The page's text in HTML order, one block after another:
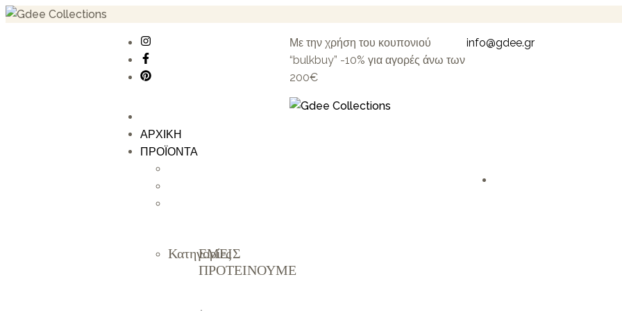
Με την χρήση του κουπονιού
“bulkbuy” -10% για αγορές άνω των
200€
info@gdee.gr
ΑΡΧΙΚΗ
ΠΡΟΪΟΝΤΑ
Κατηγορίες
ΕΜΕΙΣ
ΠΡΟΤΕΙΝΟΥΜΕ